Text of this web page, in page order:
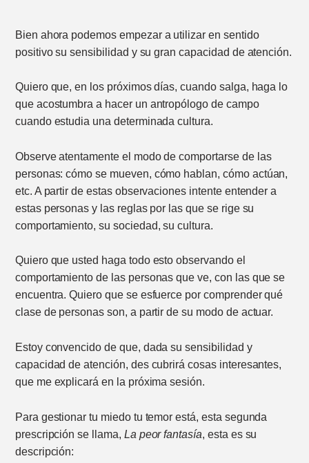
Bien ahora podemos empezar a utilizar en sentido
positivo su sensibilidad y su gran capacidad de atención.
Quiero que, en los próximos días, cuando salga, haga lo
que acostumbra a hacer un antropólogo de campo
cuando estudia una determinada cultura.
Observe atentamente el modo de comportarse de las
personas: cómo se mueven, cómo hablan, cómo actúan,
etc. A partir de estas observaciones intente entender a
estas personas y las reglas por las que se rige su
comportamiento, su sociedad, su cultura.
Quiero que usted haga todo esto observando el
comportamiento de las personas que ve, con las que se
encuentra. Quiero que se esfuerce por comprender qué
clase de personas son, a partir de su modo de actuar.
Estoy convencido de que, dada su sensibilidad y
capacidad de atención, des cubrirá cosas interesantes,
que me explicará en la próxima sesión.
Para gestionar tu miedo tu temor está, esta segunda
prescripción se llama, La peor fantasía, esta es su
descripción: